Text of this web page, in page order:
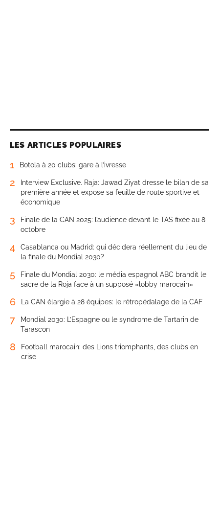
LES ARTICLES POPULAIRES
1 Botola à 20 clubs: gare à l’ivresse
2
Interview Exclusive. Raja: Jawad Ziyat dresse le bilan de sa
première année et expose sa feuille de route sportive et
économique
3
Finale de la CAN 2025: l’audience devant le TAS fixée au 8
octobre
4
Casablanca ou Madrid: qui décidera réellement du lieu de
la finale du Mondial 2030?
5
Finale du Mondial 2030: le média espagnol ABC brandit le
sacre de la Roja face à un supposé «lobby marocain»
6 La CAN élargie à 28 équipes: le rétropédalage de la CAF
7
Mondial 2030: L’Espagne ou le syndrome de Tartarin de
Tarascon
8
Football marocain: des Lions triomphants, des clubs en
crise